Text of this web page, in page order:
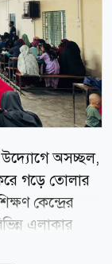
উদ্যোগে অসচ্ছল,
করে গড়ে তোলার
কেন্দ্রের
এলাকার